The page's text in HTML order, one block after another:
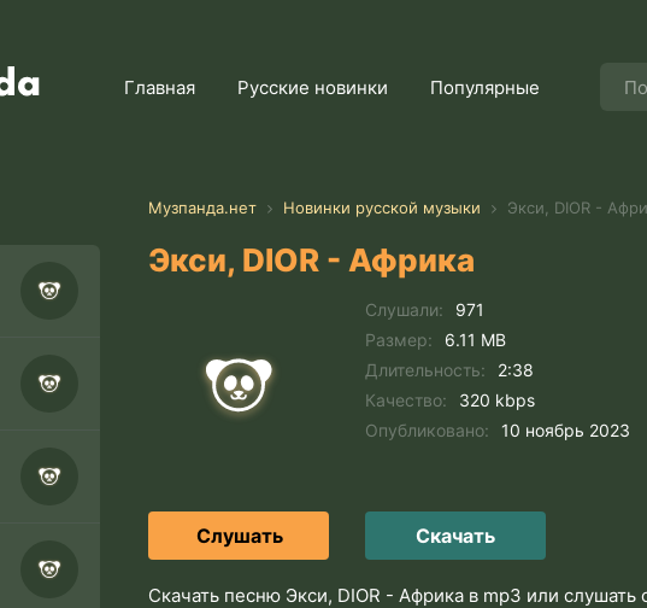
Главная Русские новинки Популярные
Музпанда.нет Новинки русской музыки Экси, DIOR -
Экси, DIOR - Африка
Слушали:
971
Размер:
6.11 MB
Длительность:
2:38
Качество:
320 kbps
Опубликовано:
10 ноябрь 2023
Слушать Скачать
Скачать песню Экси, DIOR - Африка в mp3 или слушать